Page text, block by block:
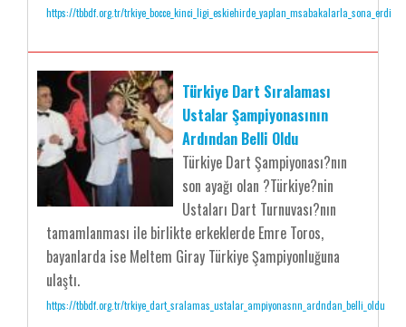
https://tbbdf.org.tr/trkiye_bocce_kinci_ligi_eskiehirde_yaplan_msabakalarla_sona_erdi
Türkiye Dart Sıralaması
Ustalar Şampiyonasının
Ardından Belli Oldu
Türkiye Dart Şampiyonası?nın
son ayağı olan ?Türkiye?nin
Ustaları Dart Turnuvası?nın
tamamlanması ile birlikte erkeklerde Emre Toros,
bayanlarda ise Meltem Giray Türkiye Şampiyonluğuna
ulaştı.
https://tbbdf.org.tr/trkiye_dart_sralamas_ustalar_ampiyonasnn_ardndan_belli_oldu